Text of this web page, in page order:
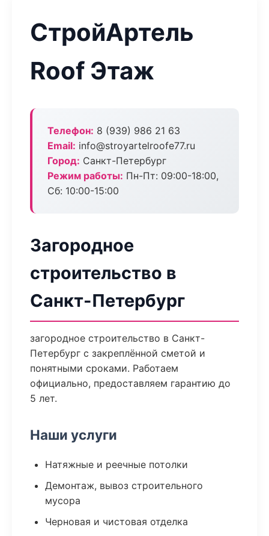
СтройАртель
Roof Этаж
Телефон: 8 (939) 986 21 63
Email: info@stroyartelroofe77.ru
Город: Санкт-Петербург
Режим работы: Пн-Пт: 09:00-18:00,
Сб: 10:00-15:00
Загородное
строительство в
Санкт-Петербург
загородное строительство в Санкт-
Петербург с закреплённой сметой и
понятными сроками. Работаем
официально, предоставляем гарантию до
5 лет.
Наши услуги
Натяжные и реечные потолки
Демонтаж, вывоз строительного
мусора
Черновая и чистовая отделка